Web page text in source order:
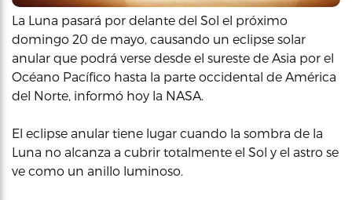
La Luna pasará por delante del Sol el próximo
domingo 20 de mayo, causando un eclipse solar
anular que podrá verse desde el sureste de Asia por el
Océano Pacífico hasta la parte occidental de América
del Norte, informó hoy la NASA.
El eclipse anular tiene lugar cuando la sombra de la
Luna no alcanza a cubrir totalmente el Sol y el astro se
ve como un anillo luminoso.